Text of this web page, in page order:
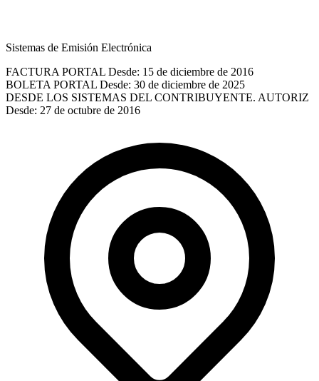
Sistemas de Emisión Electrónica
FACTURA PORTAL Desde: 15 de diciembre de 2016
BOLETA PORTAL Desde: 30 de diciembre de 2025
DESDE LOS SISTEMAS DEL CONTRIBUYENTE. AUTORIZ
Desde: 27 de octubre de 2016